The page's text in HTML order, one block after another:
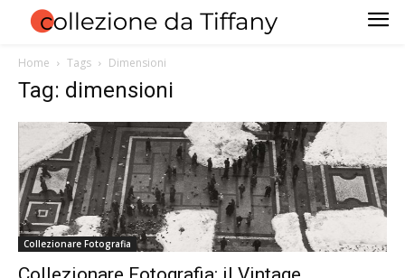
Home Tags Dimensioni
Tag: dimensioni
Collezionare Fotografia